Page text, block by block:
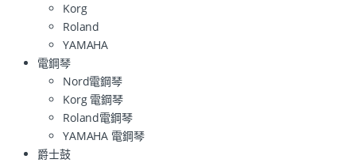
Korg
Roland
YAMAHA
電鋼琴
Nord電鋼琴
Korg 電鋼琴
Roland電鋼琴
YAMAHA 電鋼琴
爵士鼓